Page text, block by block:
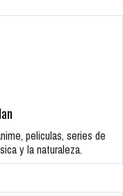
peliculas, series de
y la naturaleza.